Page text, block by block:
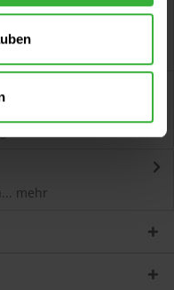
am Auto...
mehr